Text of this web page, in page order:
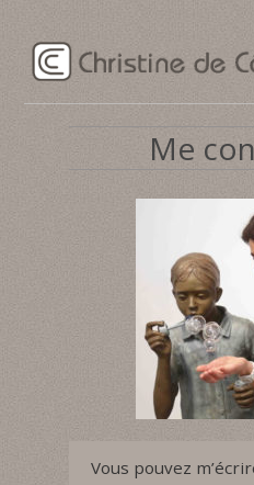
Me
Vous pouvez